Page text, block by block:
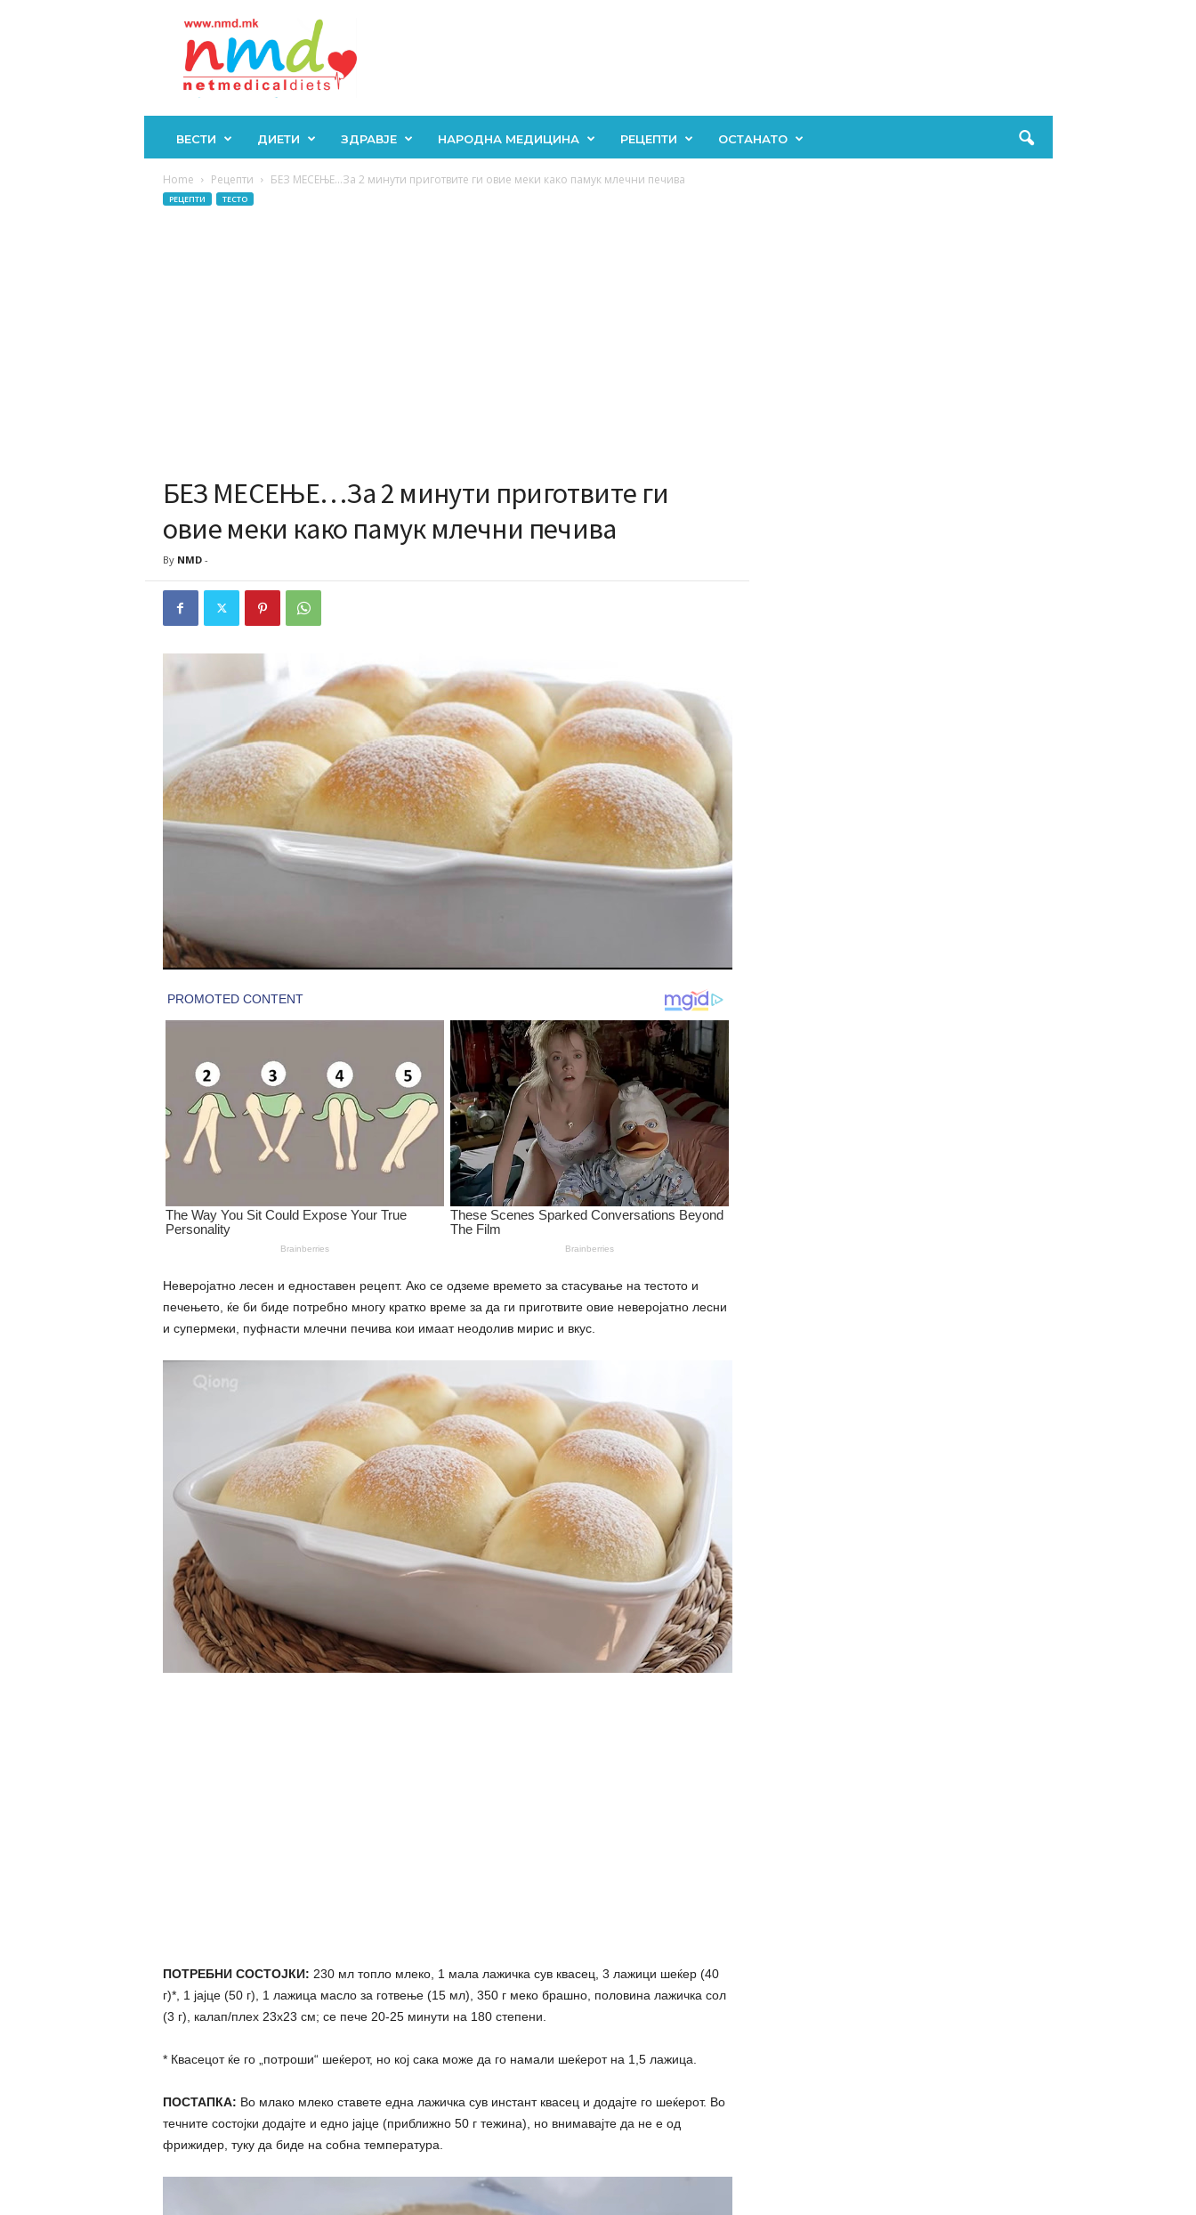
ВЕСТИ ДИЕТИ ЗДРАВЈЕ НАРОДНА МЕДИЦИНА РЕЦЕПТИ ОСТАНАТО
Home Рецепти БЕЗ МЕСЕЊЕ…За 2 минути приготвите ги овие меки како памук млечни печива
РЕЦЕПТИ ТЕСТО
БЕЗ МЕСЕЊЕ…За 2 минути приготвите ги
овие меки како памук млечни печива
By NMD-
Неверојатно лесен и едноставен рецепт. Ако се одземе времето за стасување на тестото и
печењето, ќе би биде потребно многу кратко време за да ги приготвите овие неверојатно лесни
и супермеки, пуфнасти млечни печива кои имаат неодолив мирис и вкус.
ПОТРЕБНИ СОСТОЈКИ: 230 мл топло млеко, 1 мала лажичка сув квасец, 3 лажици шеќер (40
г)*, 1 јајце (50 г), 1 лажица масло за готвење (15 мл), 350 г меко брашно, половина лажичка сол
(3 г), калап/плех 23х23 см; се пече 20-25 минути на 180 степени.
* Квасецот ќе го „потроши“ шеќерот, но кој сака може да го намали шеќерот на 1,5 лажица.
ПОСТАПКА: Во млако млеко ставете една лажичка сув инстант квасец и додајте го шеќерот. Во
течните состојки додајте и едно јајце (приближно 50 г тежина), но внимавајте да не е од
фрижидер, туку да биде на собна температура.